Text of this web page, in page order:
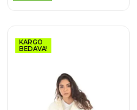
KARGO
BEDAVA!